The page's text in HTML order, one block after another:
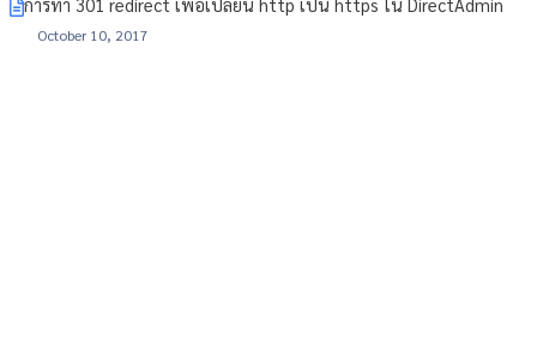
การทำ 301 redirect เพื่อเปลี่ยน http เป็น https ใน DirectAdmin
October 10, 2017